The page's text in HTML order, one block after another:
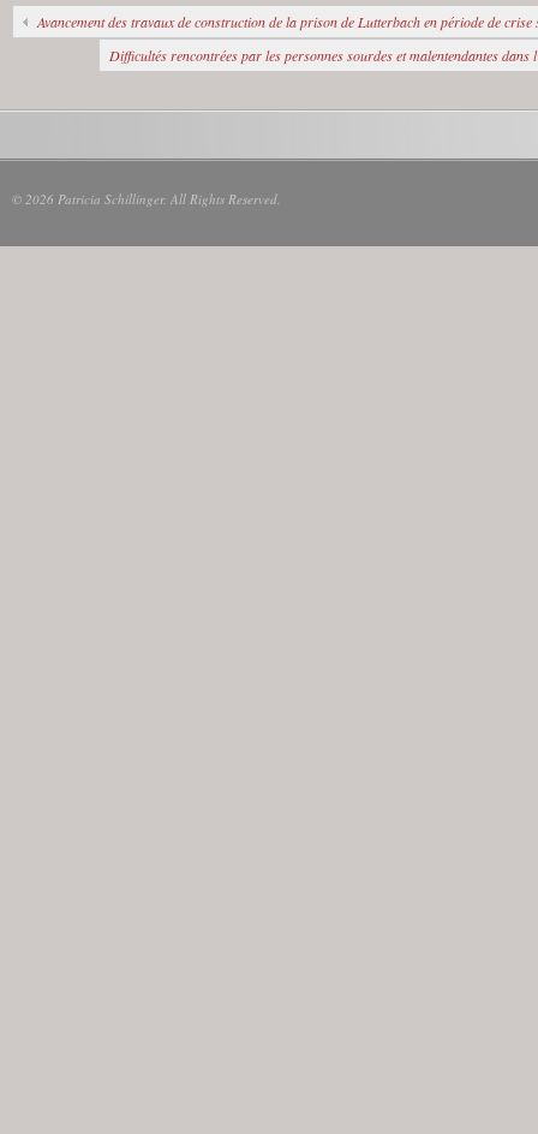
Avancement des travaux de construction de la prison de Lutterbach en période de crise
Difficultés rencontrées par les personnes sourdes et malentendantes dans
© 2026 Patricia Schillinger. All Rights Reserved.